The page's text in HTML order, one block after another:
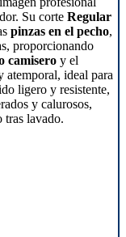
Su corte Regular
pinzas en el pecho,
proporcionando
camisero y el
atemporal, ideal para
ligero y resistente,
y calurosos,
tras lavado.